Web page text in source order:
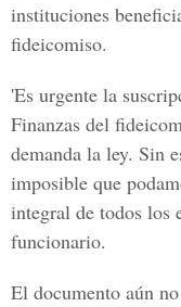
instituciones
fideicomiso.
'Es urgente la
Finanzas del
demanda la ley. Sin
imposible que
integral de todos los
funcionario.
El documento aún